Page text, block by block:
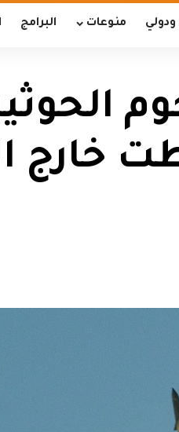
ودولي منوعات البرامج
خارج